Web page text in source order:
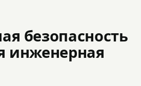
безопасность
инженерная